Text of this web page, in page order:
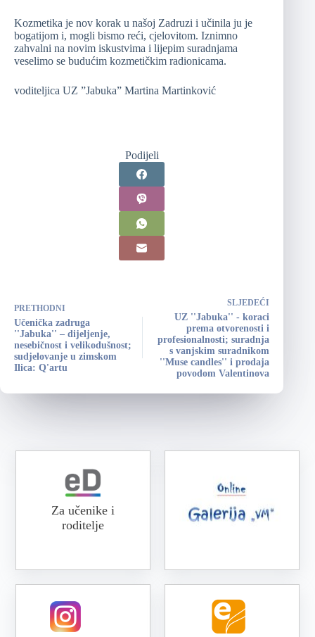
Kozmetika je nov korak u našoj Zadruzi i učinila ju je
bogatijom i, mogli bismo reći, cjelovitom. Iznimno
zahvalni na novim iskustvima i lijepim suradnjama
veselimo se budućim kozmetičkim radionicama.
voditeljica UZ ”Jabuka” Martina Martinković
Podijeli
PRETHODNI
Učenička zadruga
''Jabuka'' – dijeljenje,
nesebičnost i velikodušnost;
sudjelovanje u zimskom
Ilica: Q'artu
SLJEDEĆI
UZ ''Jabuka'' - koraci
prema otvorenosti i
profesionalnosti; suradnja
s vanjskim suradnikom
''Muse candles'' i prodaja
povodom Valentinova
Za učenike i
roditelje